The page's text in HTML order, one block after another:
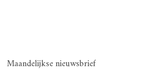
Maandelijkse nieuwsbrief